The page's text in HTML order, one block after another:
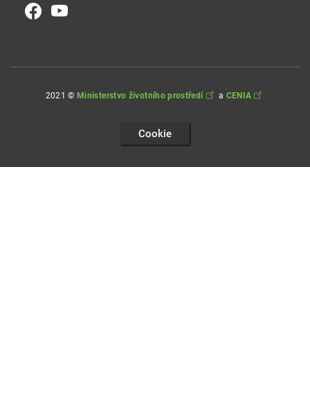
2021 © Ministerstvo životního prostředí a CENIA
Cookie